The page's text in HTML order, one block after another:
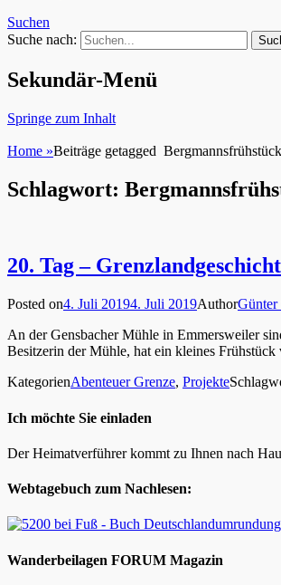
Suchen
Suche nach:
Sekundär-Menü
Springe zum Inhalt
Home »Beiträge getagged Bergmannsfrühstück
Schlagwort:
20. Tag –
Posted on4. Juli 20194. Juli 2019AuthorGünter
An der Gensbacher Mühle in Emmersweiler
Besitzerin der Mühle, hat ein kleines
KategorienAbenteuer Grenze, Projekte
Ich möchte Sie einladen
Der Heimatverführer kommt zu Ihnen nach
Webtagebuch zum Nachlesen:
Wanderbeilagen FORUM Magazin